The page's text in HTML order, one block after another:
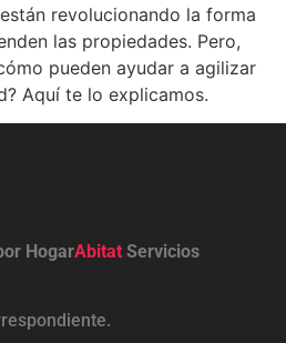
revolucionando la forma
las propiedades. Pero,
pueden ayudar a agilizar
Aquí te lo explicamos.
HogarAbitat Servicios